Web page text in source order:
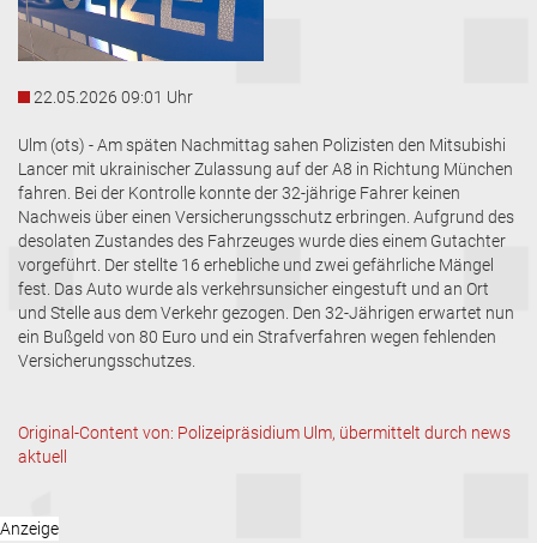
22.05.2026 09:01 Uhr
Ulm (ots) - Am späten Nachmittag sahen Polizisten den Mitsubishi
Lancer mit ukrainischer Zulassung auf der A8 in Richtung München
fahren. Bei der Kontrolle konnte der 32-jährige Fahrer keinen
Nachweis über einen Versicherungsschutz erbringen. Aufgrund des
desolaten Zustandes des Fahrzeuges wurde dies einem Gutachter
vorgeführt. Der stellte 16 erhebliche und zwei gefährliche Mängel
fest. Das Auto wurde als verkehrsunsicher eingestuft und an Ort
und Stelle aus dem Verkehr gezogen. Den 32-Jährigen erwartet nun
ein Bußgeld von 80 Euro und ein Strafverfahren wegen fehlenden
Versicherungsschutzes.
Original-Content von: Polizeipräsidium Ulm, übermittelt durch news
aktuell